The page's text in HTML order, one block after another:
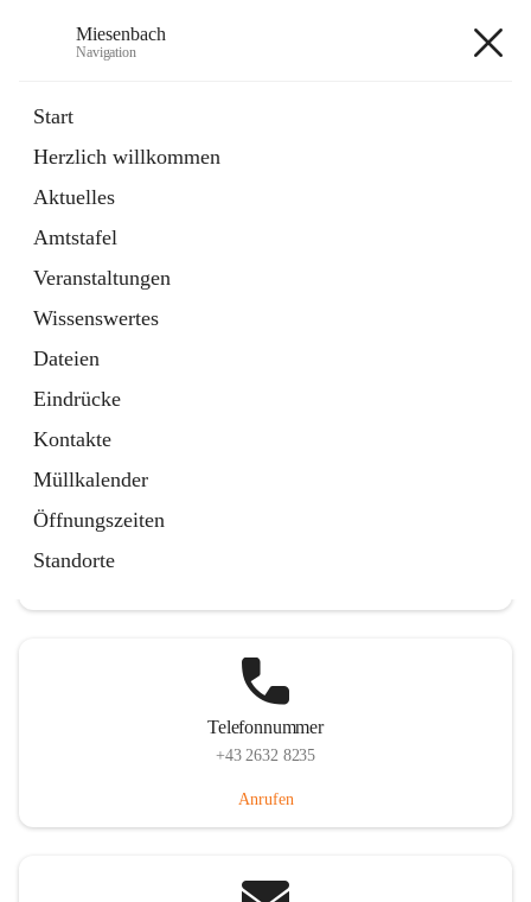
Miesenbach
Navigation
Start
Herzlich willkommen
Aktuelles
Amtstafel
Veranstaltungen
Wissenswertes
Dateien
Eindrücke
Kontakte
Müllkalender
Öffnungszeiten
Standorte
Externe Webseite
in
Tab
Region Schneebergland
Externe Webseite
öffnet
in
neuem
Tab
Telefonnummer
+43 2632 8235
Anrufen